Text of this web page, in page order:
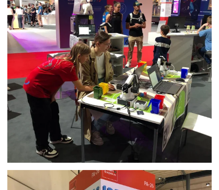
Anschauen....